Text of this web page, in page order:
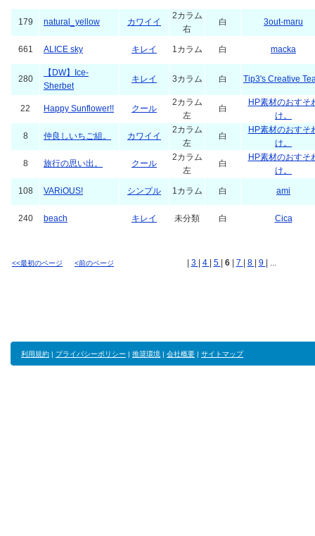
179 natural_yellow カワイイ
2カラム
右
白 3out-maru
661 ALICE sky キレイ 1カラム 白 macka
280
【DW】Ice-
Sherbet
キレイ 3カラム 白 Tip3's Creative
22 Happy Sunflower!! クール
2カラム
左
白
HP素材のおすそ
け。
8 仲良しいちご組。 カワイイ
2カラム
左
白
HP素材のおすそ
け。
8 旅行の思い出。 クール
2カラム
左
白
HP素材のおすそ
け。
108 VARiOUS! シンプル 1カラム 白 ami
240 beach キレイ 未分類 白 Cica
<<最初のページ <前のページ 3 4 5 6 7 8 9 | ...
利用規約 | プライバシーポリシー | 推奨環境 | 会社概要 | サイトマップ